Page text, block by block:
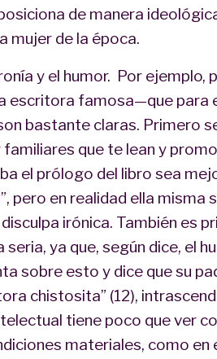
de manera
mujer de la época.
y el humor. Por ejemplo,
escritora famosa—que para
bastante claras. Primero
que te lean y
el prólogo del libro sea
pero en realidad ella misma
irónica. También es
ya que, según dice, el
sobre esto y dice que su
chistosita” (12),
tiene poco que ver
materiales, como en